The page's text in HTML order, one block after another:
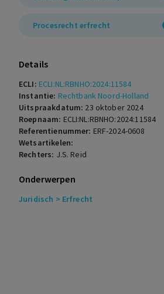
Procesrecht erfrecht
Details
ECLI: ECLI:NL:RBNHO:2024:11584
Instantie: Rechtbank Noord-Holland
Uitspraakdatum: 23 oktober 2024
Roepnaam: ECLI:NL:RBNHO:2024:11584
Referentienummer: ERF-2024-0608
Wetsartikelen:
Rechters: J.S. Reid
Onderwerpen
Juridisch > Erfrecht